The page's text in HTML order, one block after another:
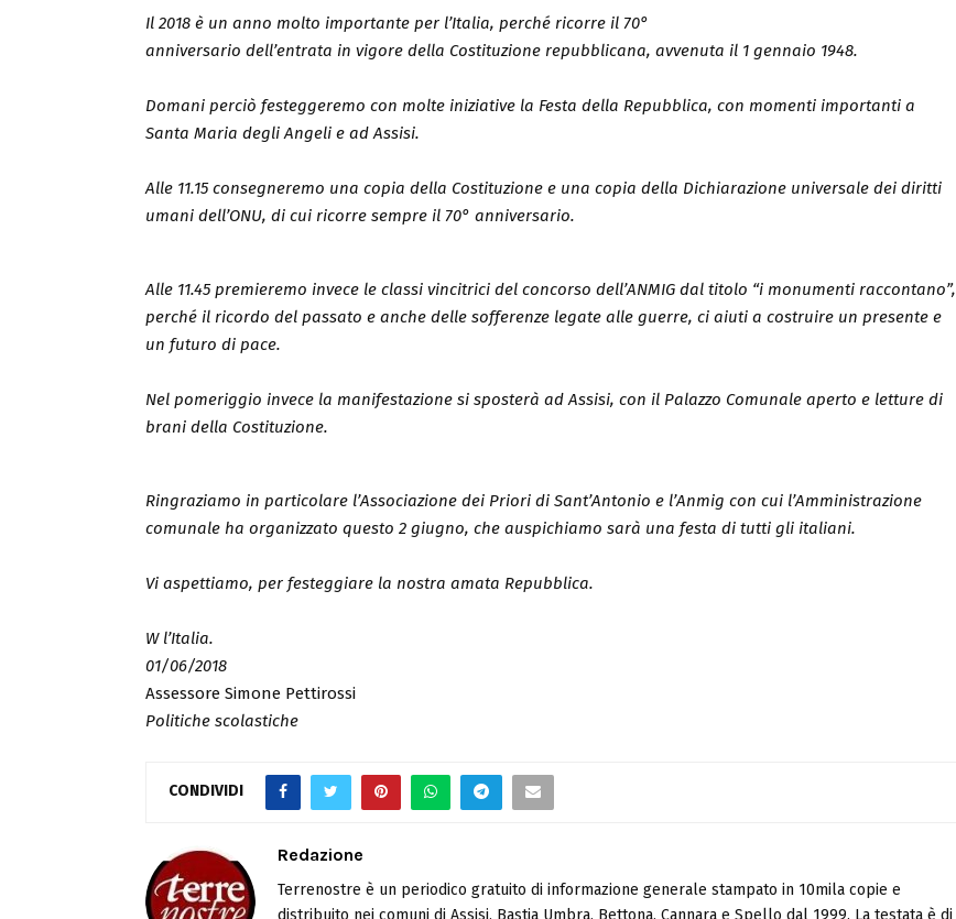
Il 2018 è un anno molto importante per l’Italia, perché ricorre il 70°
anniversario dell’entrata in vigore della Costituzione repubblicana, avvenuta il 1 gennaio 1948.
Domani perciò festeggeremo con molte iniziative la Festa della Repubblica, con momenti importanti a
Santa Maria degli Angeli e ad Assisi.
Alle 11.15 consegneremo una copia della Costituzione e una copia della Dichiarazione universale dei diritti
umani dell’ONU, di cui ricorre sempre il 70° anniversario.
Alle 11.45 premieremo invece le classi vincitrici del concorso dell’ANMIG dal titolo “i monumenti raccontano”,
perché il ricordo del passato e anche delle sofferenze legate alle guerre, ci aiuti a costruire un presente e
un futuro di pace.
Nel pomeriggio invece la manifestazione si sposterà ad Assisi, con il Palazzo Comunale aperto e letture di
brani della Costituzione.
Ringraziamo in particolare l’Associazione dei Priori di Sant’Antonio e l’Anmig con cui l’Amministrazione
comunale ha organizzato questo 2 giugno, che auspichiamo sarà una festa di tutti gli italiani.
Vi aspettiamo, per festeggiare la nostra amata Repubblica.
W l’Italia.
01/06/2018
Assessore Simone Pettirossi
Politiche scolastiche
CONDIVIDI
Redazione
Terrenostre è un periodico gratuito di informazione generale stampato in 10mila copie e
distribuito nei comuni di Assisi, Bastia Umbra, Bettona, Cannara e Spello dal 1999. La testata è di